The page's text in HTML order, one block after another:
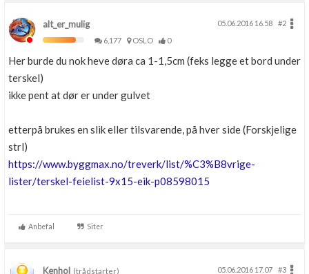
alt_er_mulig 05.06.2016 16.58
#2
6,177
OSLO 0
Her burde du nok heve døra ca 1-1,5cm (feks legge et bord under
terskel)
ikke pent at dør er under gulvet
etterpå brukes en slik eller tilsvarende, på hver side (Forskjelige
strl)
https://www.byggmax.no/treverk/list/%C3%B8vrige-
lister/terskel-feielist-9x15-eik-p08598015
Anbefal Siter
Kenhol (trådstarter) 05.06.2016 17.07
#3